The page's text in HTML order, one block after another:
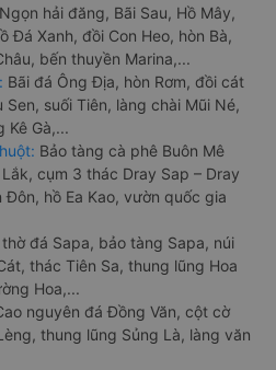
Ngọn hải đăng, Bãi Sau, Hồ Mây,
Đá Xanh, đồi Con Heo, hòn Bà,
bến thuyền Marina,...
Bãi đá Ông Địa, hòn Rơm, đồi cát
Sen, suối Tiên, làng chài Mũi Né,
Kê Gà,...
Bảo tàng cà phê Buôn Mê
cụm 3 thác Dray Sap – Dray
Đôn, hồ Ea Kao, vườn quốc gia
đá Sapa, bảo tàng Sapa, núi
thác Tiên Sa, thung lũng Hoa
Hoa,...
nguyên đá Đồng Văn, cột cờ
thung lũng Sủng Là, làng văn